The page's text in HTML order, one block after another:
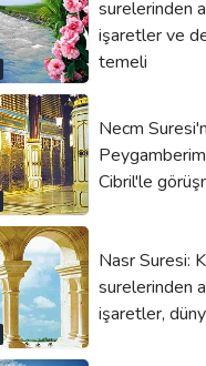
surelerinden
işaretler ve
temeli
Necm
Cibril'le
Nasr Suresi:
surelerinden
işaretler,